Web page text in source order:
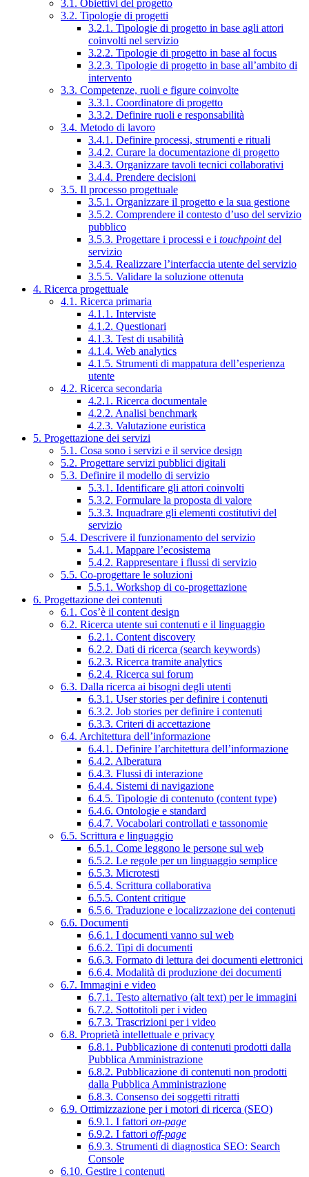
3.1. Obiettivi del progetto
3.2. Tipologie di progetti
3.2.1. Tipologie di progetto in base agli attori
coinvolti nel servizio
3.2.2. Tipologie di progetto in base al focus
3.2.3. Tipologie di progetto in base all’ambito di
intervento
3.3. Competenze, ruoli e figure coinvolte
3.3.1. Coordinatore di progetto
3.3.2. Definire ruoli e responsabilità
3.4. Metodo di lavoro
3.4.1. Definire processi, strumenti e rituali
3.4.2. Curare la documentazione di progetto
3.4.3. Organizzare tavoli tecnici collaborativi
3.4.4. Prendere decisioni
3.5. Il processo progettuale
3.5.1. Organizzare il progetto e la sua gestione
3.5.2. Comprendere il contesto d’uso del servizio
pubblico
3.5.3. Progettare i processi e i touchpointdel
servizio
3.5.4. Realizzare l’interfaccia utente del servizio
3.5.5. Validare la soluzione ottenuta
4. Ricerca progettuale
4.1. Ricerca primaria
4.1.1. Interviste
4.1.2. Questionari
4.1.3. Test di usabilità
4.1.4. Web analytics
4.1.5. Strumenti di mappatura dell’esperienza
utente
4.2. Ricerca secondaria
4.2.1. Ricerca documentale
4.2.2. Analisi benchmark
4.2.3. Valutazione euristica
5. Progettazione dei servizi
5.1. Cosa sono i servizi e il service design
5.2. Progettare servizi pubblici digitali
5.3. Definire il modello di servizio
5.3.1. Identificare gli attori coinvolti
5.3.2. Formulare la proposta di valore
5.3.3. Inquadrare gli elementi costitutivi del
servizio
5.4. Descrivere il funzionamento del servizio
5.4.1. Mappare l’ecosistema
5.4.2. Rappresentare i flussi di servizio
5.5. Co-progettare le soluzioni
5.5.1. Workshop di co-progettazione
6. Progettazione dei contenuti
6.1. Cos’è il content design
6.2. Ricerca utente sui contenuti e il linguaggio
6.2.1. Content discovery
6.2.2. Dati di ricerca (search keywords)
6.2.3. Ricerca tramite analytics
6.2.4. Ricerca sui forum
6.3. Dalla ricerca ai bisogni degli utenti
6.3.1. User stories per definire i contenuti
6.3.2. Job stories per definire i contenuti
6.3.3. Criteri di accettazione
6.4. Architettura dell’informazione
6.4.1. Definire l’architettura dell’informazione
6.4.2. Alberatura
6.4.3. Flussi di interazione
6.4.4. Sistemi di navigazione
6.4.5. Tipologie di contenuto (content type)
6.4.6. Ontologie e standard
6.4.7. Vocabolari controllati e tassonomie
6.5. Scrittura e linguaggio
6.5.1. Come leggono le persone sul web
6.5.2. Le regole per un linguaggio semplice
6.5.3. Microtesti
6.5.4. Scrittura collaborativa
6.5.5. Content critique
6.5.6. Traduzione e localizzazione dei contenuti
6.6. Documenti
6.6.1. I documenti vanno sul web
6.6.2. Tipi di documenti
6.6.3. Formato di lettura dei documenti elettronici
6.6.4. Modalità di produzione dei documenti
6.7. Immagini e video
6.7.1. Testo alternativo (alt text) per le immagini
6.7.2. Sottotitoli per i video
6.7.3. Trascrizioni per i video
6.8. Proprietà intellettuale e privacy
6.8.1. Pubblicazione di contenuti prodotti dalla
Pubblica Amministrazione
6.8.2. Pubblicazione di contenuti non prodotti
dalla Pubblica Amministrazione
6.8.3. Consenso dei soggetti ritratti
6.9. Ottimizzazione per i motori di ricerca (SEO)
6.9.1. I fattori on-page
6.9.2. I fattori off-page
6.9.3. Strumenti di diagnostica SEO: Search
Console
6.10. Gestire i contenuti